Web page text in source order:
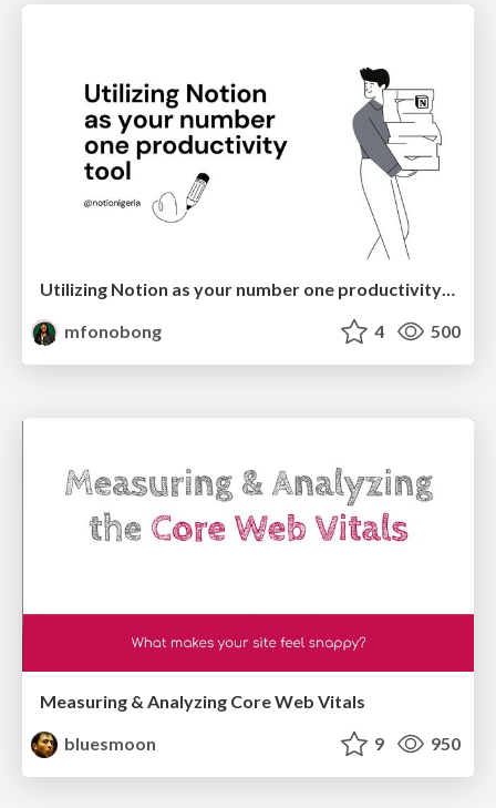
Utilizing Notion as your number one productivity tool
mfonobong
4 500
Measuring & Analyzing Core Web Vitals
bluesmoon
9 950